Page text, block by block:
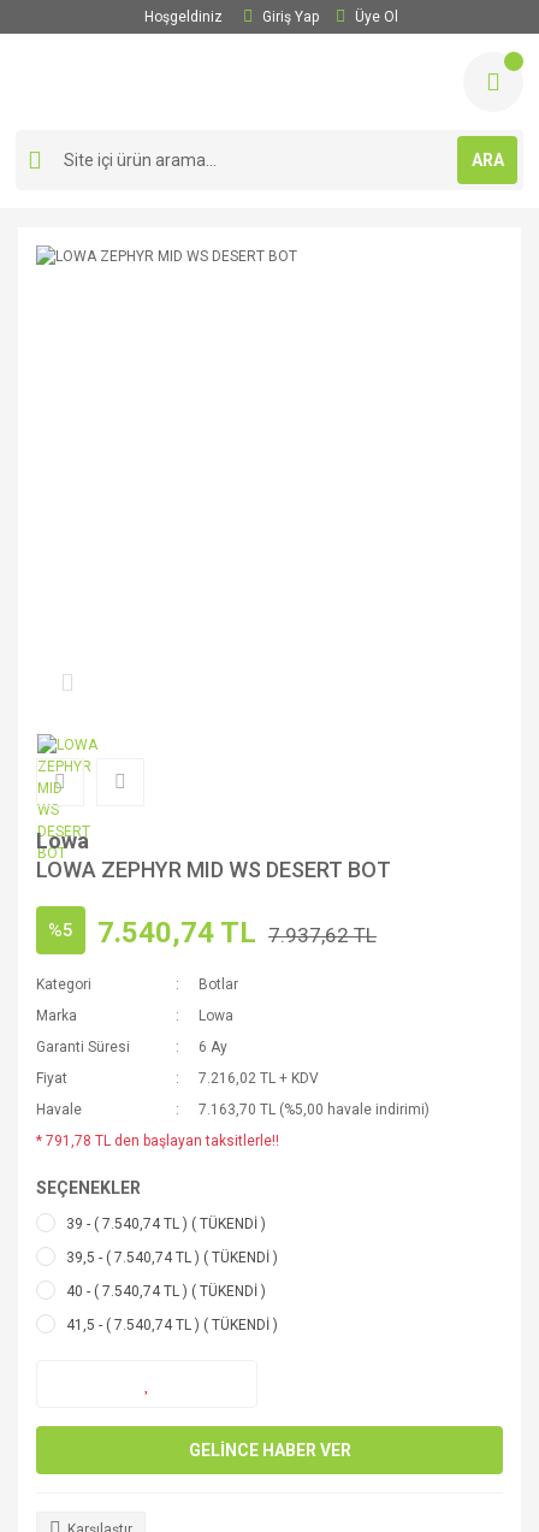
Hoşgeldiniz Giriş Yap Üye Ol
ARA
Lowa
LOWA ZEPHYR MID WS DESERT BOT
%5 7.540,74 TL 7.937,62 TL
Kategori
Botlar
Marka
Lowa
Garanti Süresi
6 Ay
Fiyat
7.216,02 TL + KDV
Havale
7.163,70 TL (%5,00 havale indirimi)
* 791,78 TL den başlayan taksitlerle!!
SEÇENEKLER
39 - ( 7.540,74 TL ) ( TÜKENDİ )
39,5 - ( 7.540,74 TL ) ( TÜKENDİ )
40 - ( 7.540,74 TL ) ( TÜKENDİ )
41,5 - ( 7.540,74 TL ) ( TÜKENDİ )
GELİNCE HABER VER